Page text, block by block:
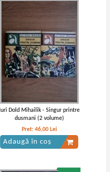
Iuri Dold Mihailik - Singur printre
dusmani (2 volume)
Pret: 46,00 Lei
Adaugă în coș